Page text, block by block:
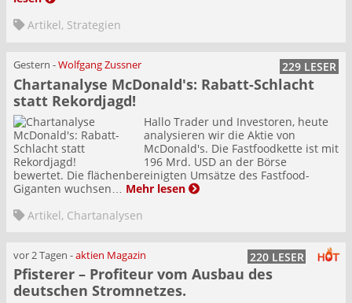
Artikel, Strategien
Gestern -Wolfgang Zussner 229 LESER
Chartanalyse McDonald's: Rabatt-Schlacht
statt Rekordjagd!
Hallo Trader und Investoren, heute
analysieren wir die Aktie von
McDonald's. Die Fastfoodkette ist mit
196 Mrd. USD an der Börse
bewertet. Die flächenbereinigten Umsätze des Fastfood-
Giganten wuchsen… Mehr lesen
Artikel, Chartanalysen
vor 2 Tagen -aktien Magazin 220 LESER
Pfisterer – Profiteur vom Ausbau des
deutschen Stromnetzes.